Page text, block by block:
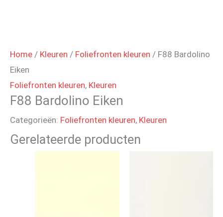
Home / Kleuren / Foliefronten kleuren / F88 Bardolino
Eiken
Foliefronten kleuren, Kleuren
F88 Bardolino Eiken
Categorieën: Foliefronten kleuren, Kleuren
Gerelateerde producten